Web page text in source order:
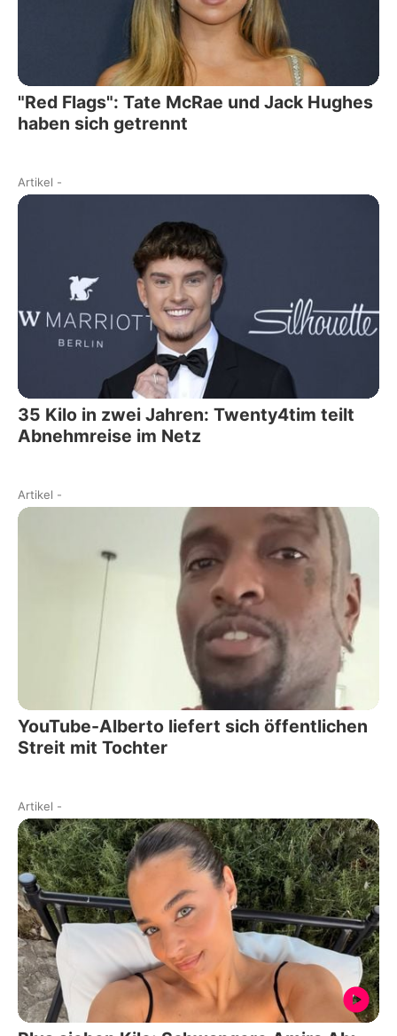
"Red Flags": Tate McRae und Jack Hughes
haben sich getrennt
Artikel -
35 Kilo in zwei Jahren: Twenty4tim teilt
Abnehmreise im Netz
Artikel -
YouTube-Alberto liefert sich öffentlichen
Streit mit Tochter
Artikel -